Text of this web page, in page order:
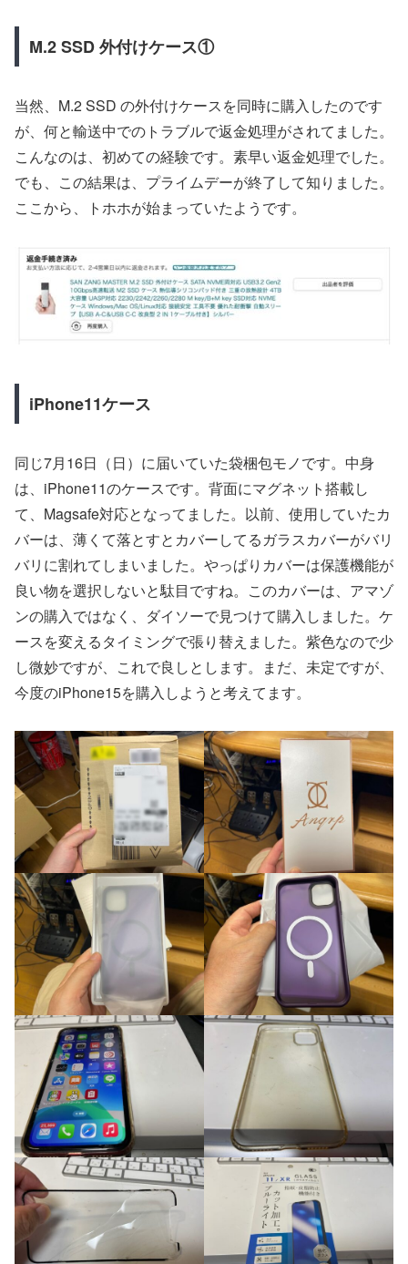
M.2 SSD 外付けケース①
当然、M.2 SSD の外付けケースを同時に購入したのです
が、何と輸送中でのトラブルで返金処理がされてました。
こんなのは、初めての経験です。素早い返金処理でした。
でも、この結果は、プライムデーが終了して知りました。
ここから、トホホが始まっていたようです。
iPhone11ケース
同じ7月16日（日）に届いていた袋梱包モノです。中身
は、iPhone11のケースです。背面にマグネット搭載し
て、Magsafe対応となってました。以前、使用していたカ
バーは、薄くて落とすとカバーしてるガラスカバーがバリ
バリに割れてしまいました。やっぱりカバーは保護機能が
良い物を選択しないと駄目ですね。このカバーは、アマゾ
ンの購入ではなく、ダイソーで見つけて購入しました。ケ
ースを変えるタイミングで張り替えました。紫色なので少
し微妙ですが、これで良しとします。まだ、未定ですが、
今度のiPhone15を購入しようと考えてます。